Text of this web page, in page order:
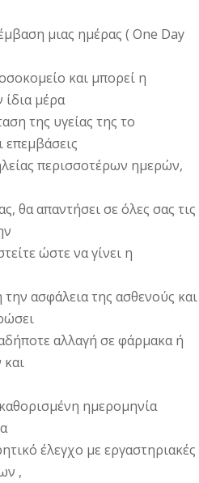
μιας ημέρας ( One Day
και μπορεί η
ίδια μέρα
της υγείας της το
επεμβάσεις
περισσοτέρων ημερών,
θα απαντήσει σε όλες σας τις
ώστε να γίνει η
ασφάλεια της ασθενούς και
αλλαγή σε φάρμακα ή
ημερομηνία
έλεγχο με εργαστηριακές
,